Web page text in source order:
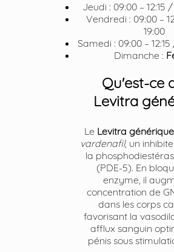
Jeudi : 09:00 – 12:15 /
Vendredi : 09:00 –
19:00
Samedi : 09:00 – 12:15
Dimanche :
Qu'est-ce
Levitra
Le Levitra générique
vardenafil, un
la
(PDE-5). En
enzyme, il
concentration de
dans les corps
favorisant la
afflux sanguin
pénis sous